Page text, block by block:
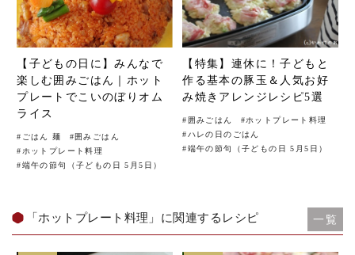
【子どもの日に】みんなで
楽しむ囲みごはん｜ホット
プレートでこいのぼりオム
ライス
# ごはん 麺 #囲みごはん
# ホットプレート料理
#端午の節句（子どもの日 5月5日）
【特集】連休に！子どもと
作る基本の豚玉＆人気お好
み焼きアレンジレシピ5選
# 囲みごはん #ホットプレート料理
#ハレの日のごはん
#端午の節句（子どもの日 5月5日）
「ホットプレート料理」に関連するレシピ 一覧